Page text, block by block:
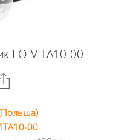
LO-VITA10-00
Facebook
00